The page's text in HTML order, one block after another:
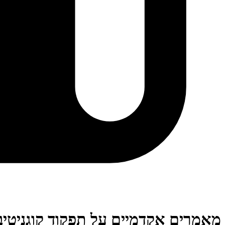
מאמרים אקדמיים על תפקוד